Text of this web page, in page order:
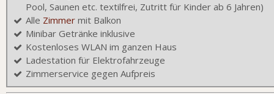
Pool, Saunen etc. textilfrei, Zutritt für Kinder ab 6 Jahren)
Alle Zimmer mit Balkon
Minibar Getränke inklusive
Kostenloses WLAN im ganzen Haus
Ladestation für Elektrofahrzeuge
Zimmerservice gegen Aufpreis